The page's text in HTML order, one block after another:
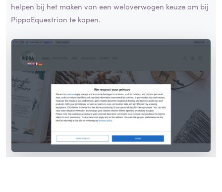
helpen bij het maken van een weloverwogen keuze om bij
PippaEquestrian te kopen.